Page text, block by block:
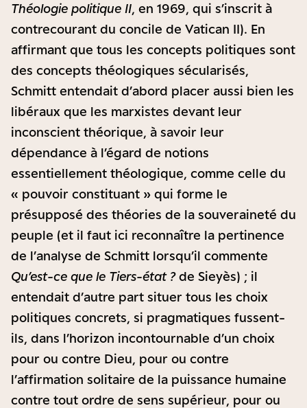
Théologie politique II, en 1969, qui s’inscrit à
contrecourant du concile de Vatican II). En
affirmant que tous les concepts politiques sont
des concepts théologiques sécularisés,
Schmitt entendait d’abord placer aussi bien les
libéraux que les marxistes devant leur
inconscient théorique, à savoir leur
dépendance à l’égard de notions
essentiellement théologique, comme celle du
« pouvoir constituant » qui forme le
présupposé des théories de la souveraineté du
peuple (et il faut ici reconnaître la pertinence
de l’analyse de Schmitt lorsqu’il commente
Qu’est-ce que le Tiers-état ?de Sieyès) ; il
entendait d’autre part situer tous les choix
politiques concrets, si pragmatiques fussent-
ils, dans l’horizon incontournable d’un choix
pour ou contre Dieu, pour ou contre
l’affirmation solitaire de la puissance humaine
contre tout ordre de sens supérieur, pour ou